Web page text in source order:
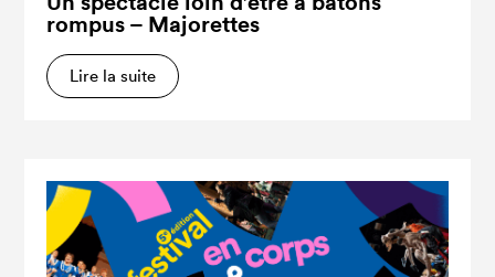
rompus – Majorettes
Lire la suite